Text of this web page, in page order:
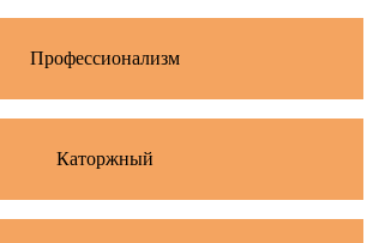
Профессионализм
Каторжный